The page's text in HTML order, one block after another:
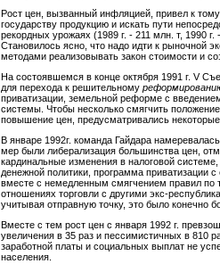
Рост цен, вызванный инфляцией, привел к
государству продукцию и искать пути
рекордных урожаях (1989 г. - 211 млн. т, 1990
Становилось ясно, что надо идти к рыночной
методами реализовывать закон стоимости и
На состоявшемся в конце октября 1991 г. V
для перехода к решительному
приватизации, земельной реформе с
системы. Чтобы несколько смягчить
повышение цен, предусматривались
В январе 1992г. команда Гайдара
мер были либерализация большинства цен,
кардинальные изменения в налоговой
денежной политики, программа приватизации
вместе с немедленным смягчением правил по
отношениях торговли с другими экс-
учитывая отправную точку, это было конечно
Вместе с тем рост цен с января 1992 г.
увеличения в 35 раз и пессимистичных в 810
заработной платы и социальных выплат не
населения.